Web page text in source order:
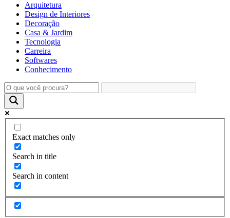
Arquitetura
Design de Interiores
Decoração
Casa & Jardim
Tecnologia
Carreira
Softwares
Conhecimento
Exact matches only
Search in title
Search in content